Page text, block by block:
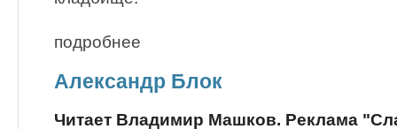
подробнее
Александр Блок
Читает Владимир Машков. Реклама